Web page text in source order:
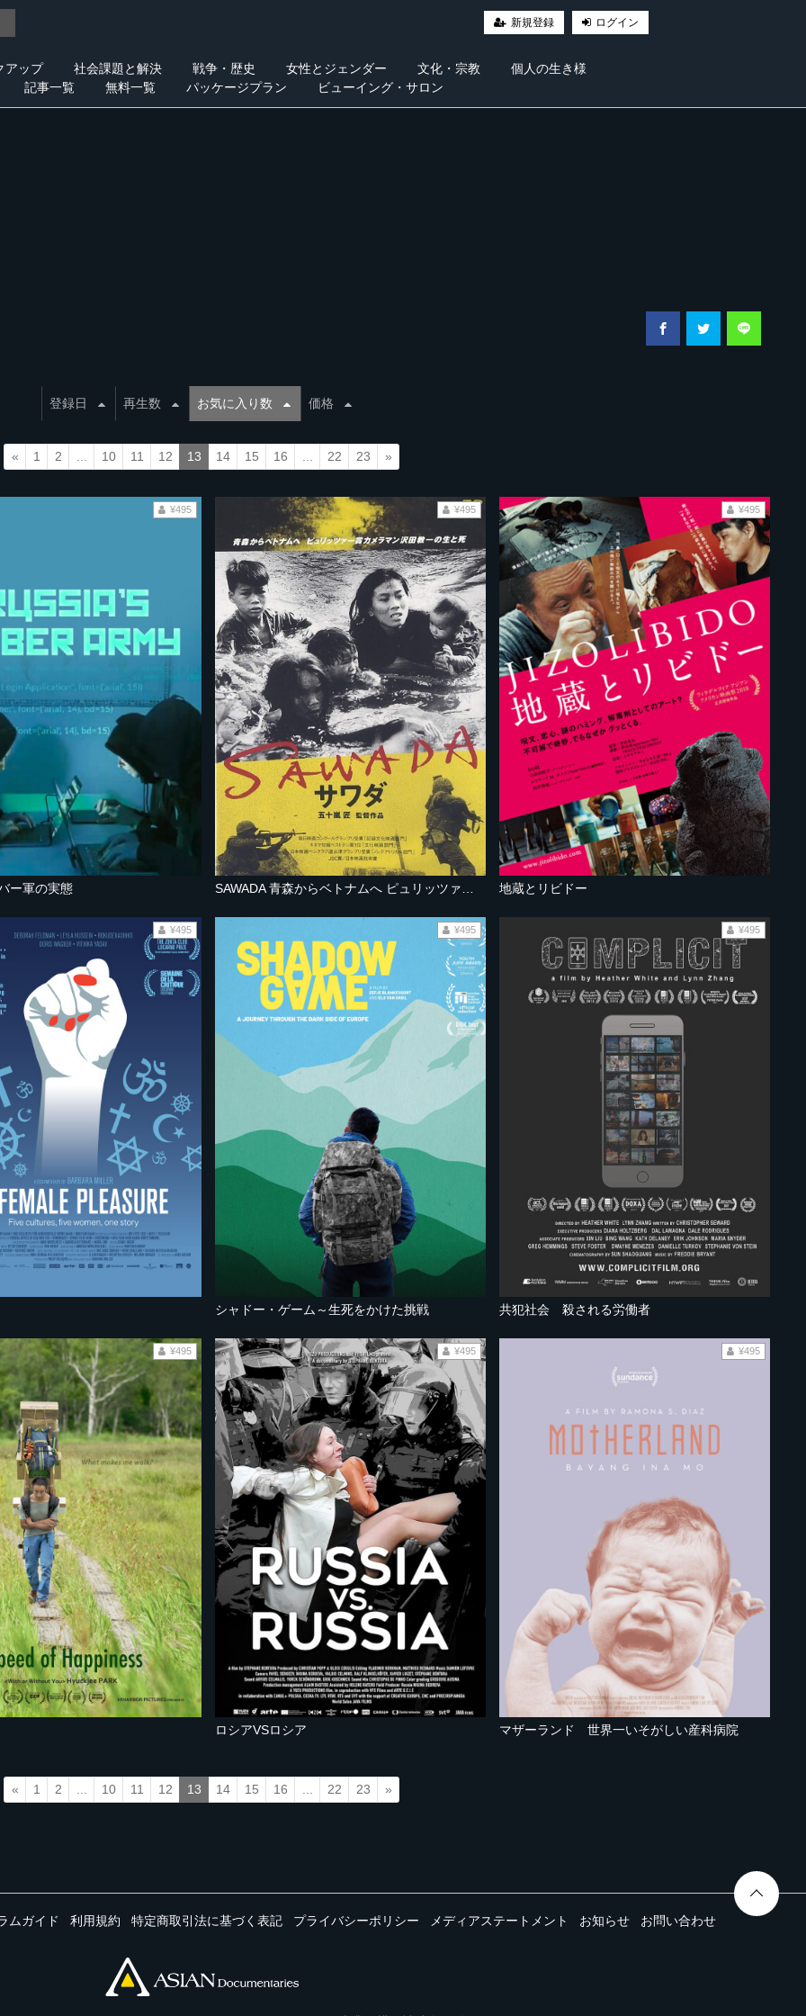
新規登録 ログイン
アップ 社会課題と解決 戦争・歴史 女性とジェンダー 文化・宗教
個人の生き様
記事一覧
無料一覧 パッケージプラン ビューイング・サロン
登録日 再生数 お気に入り数 価格
« 1 2 10 11 12 13 14 15 16 22 23 »
ー軍の実態
¥495
SAWADA 青森からベトナムへ ピュリッツァー賞カメラマン沢田教一の生と死
¥495
地蔵とリビドー
¥495
¥495
シャドー・ゲーム～生死をかけた挑戦
¥495
共犯社会 殺される労働者
¥495
¥495
ロシアVSロシア
¥495
マザーランド 世界一いそがしい産科病院
¥495
« 1 2 10 11 12 13 14 15 16 22 23 »
ムガイド 利用規約 特定商取引法に基づく表記 プライバシーポリシー メディアステートメント お知らせ お問い合わせ